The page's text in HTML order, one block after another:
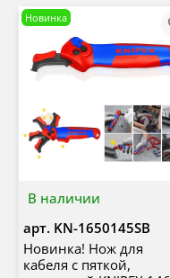
В наличии
Новинка
арт. KN-1650145SB
Новинка! Нож для
кабеля с пяткой,